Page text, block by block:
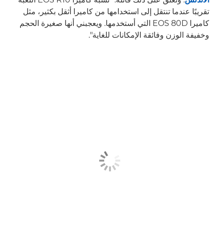
تقريبًا عندما تنتقل إلى استخدامها من كاميرا أثقل بكثير، مثل
كاميرا EOS 80D التي أستخدمها. ويعجبني أنها صغيرة الحجم
وخفيفة الوزن وفائقة الإمكانات للغاية".